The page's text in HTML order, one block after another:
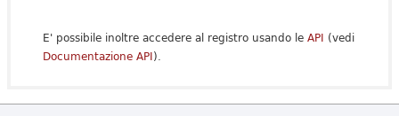
E' possibile inoltre accedere al registro usando le API (vedi
Documentazione API).